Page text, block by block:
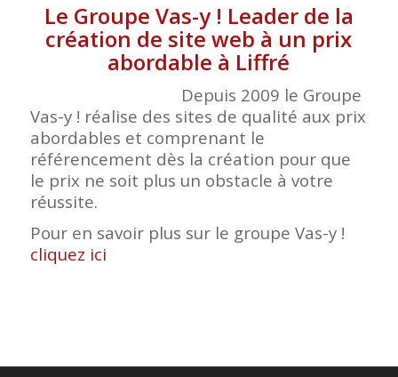
Le Groupe Vas-y ! Leader de la
création de site web à un prix
abordable à Liffré
Depuis 2009 le Groupe
Vas-y ! réalise des sites de qualité aux prix
abordables et comprenant le
référencement dès la création pour que
le prix ne soit plus un obstacle à votre
réussite.
Pour en savoir plus sur le groupe Vas-y !
cliquez ici